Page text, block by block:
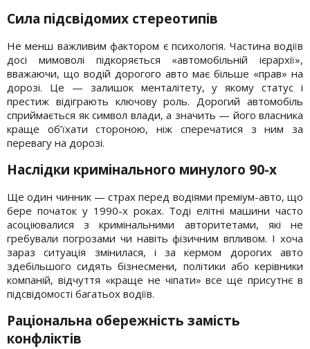
Сила підсвідомих стереотипів
Не менш важливим фактором є психологія. Частина водіїв
досі мимоволі підкоряється «автомобільній ієрархії»,
вважаючи, що водій дорогого авто має більше «прав» на
дорозі. Це — залишок менталітету, у якому статус і
престиж відіграють ключову роль. Дорогий автомобіль
сприймається як символ влади, а значить — його власника
краще об’їхати стороною, ніж сперечатися з ним за
перевагу на дорозі.
Наслідки кримінального минулого 90-х
Ще один чинник — страх перед водіями преміум-авто, що
бере початок у 1990-х роках. Тоді елітні машини часто
асоціювалися з кримінальними авторитетами, які не
гребували погрозами чи навіть фізичним впливом. І хоча
зараз ситуація змінилася, і за кермом дорогих авто
здебільшого сидять бізнесмени, політики або керівники
компаній, відчуття «краще не чіпати» все ще присутнє в
підсвідомості багатьох водіїв.
Раціональна обережність замість
конфліктів